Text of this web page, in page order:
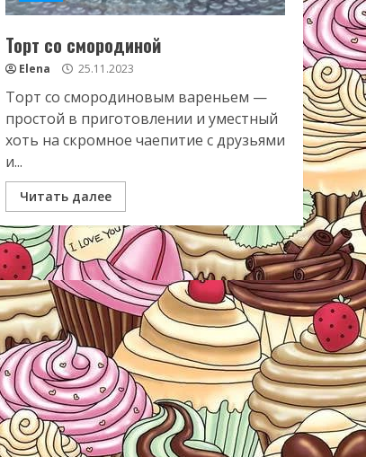
Торт со смородиной
Elena 25.11.2023
Торт со смородиновым вареньем —
простой в приготовлении и уместный
хоть на скромное чаепитие с друзьями
и...
Читать далее